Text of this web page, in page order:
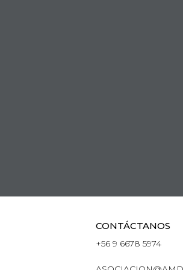
CONTÁCTANOS
+56 9 6678 5974